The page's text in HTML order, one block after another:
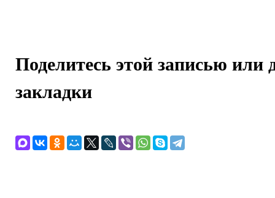
Поделитесь этой записью или
закладки